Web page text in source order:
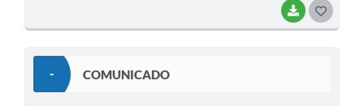
BAIXAR
- COMUNICADO